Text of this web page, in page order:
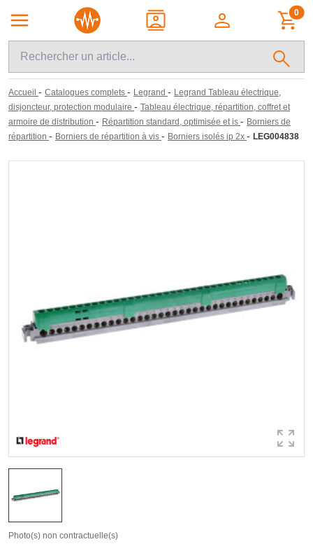
0
Accueil - Catalogues complets - Legrand - Legrand Tableau électrique,
disjoncteur, protection modulaire - Tableau électrique, répartition, coffret et
armoire de distribution - Répartition standard, optimisée et is - Borniers de
répartition - Borniers de répartition à vis - Borniers isolés ip 2x - LEG004838
Photo(s) non contractuelle(s)